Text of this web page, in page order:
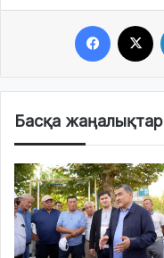
Басқа жаңалықтар